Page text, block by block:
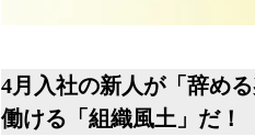
4月入社の新人が「辞め
働ける「組織風土」だ！